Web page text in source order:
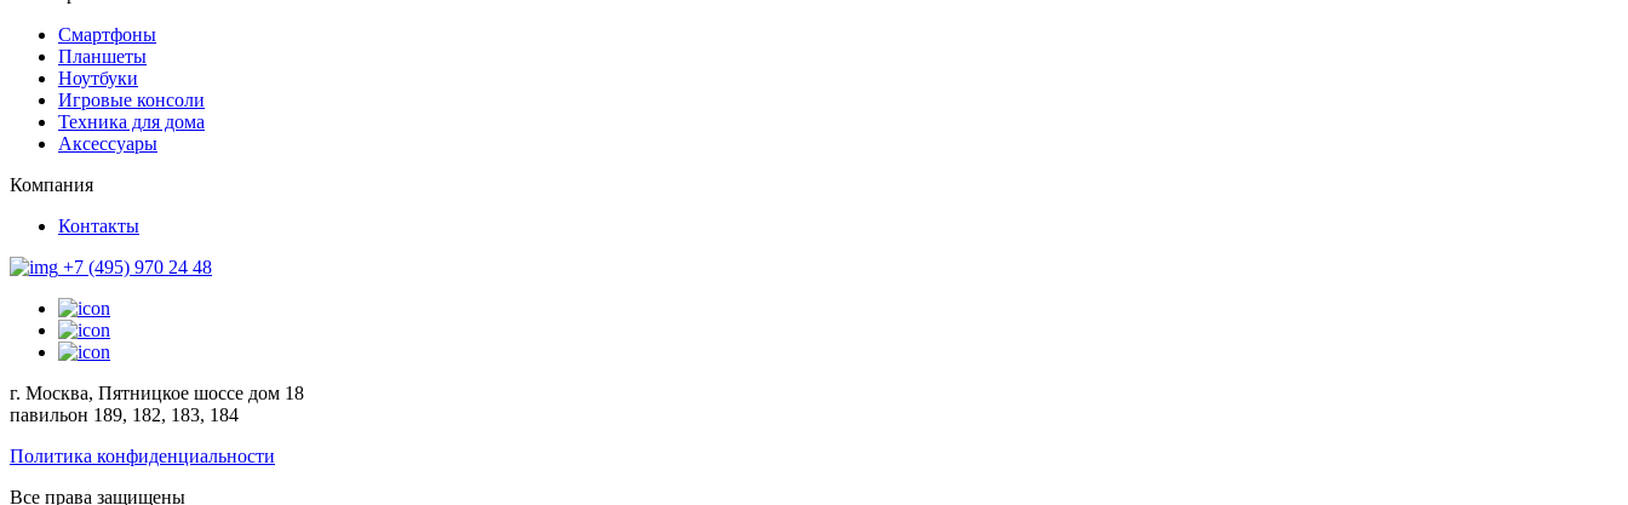
Смартфоны
Планшеты
Ноутбуки
Игровые консоли
Техника для дома
Аксессуары
Компания
Контакты
+7 (495) 970 24 48
г. Москва, Пятницкое шоссе дом 18
павильон 189, 182, 183, 184
Политика конфиденциальности
Все права защищены